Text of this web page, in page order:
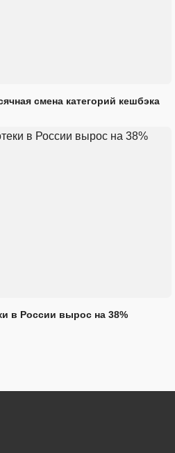
смена категорий кешбэка
в России вырос на 38%